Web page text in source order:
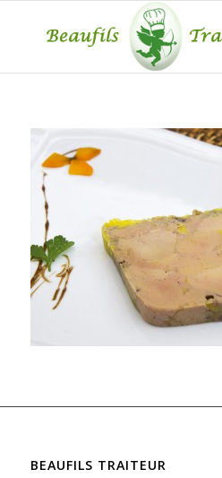
BEAUFILS TRAITEUR